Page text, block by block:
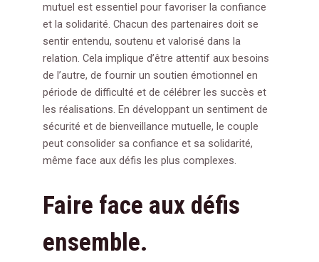
mutuel est essentiel pour favoriser la confiance
et la solidarité. Chacun des partenaires doit se
sentir entendu, soutenu et valorisé dans la
relation. Cela implique d’être attentif aux besoins
de l’autre, de fournir un soutien émotionnel en
période de difficulté et de célébrer les succès et
les réalisations. En développant un sentiment de
sécurité et de bienveillance mutuelle, le couple
peut consolider sa confiance et sa solidarité,
même face aux défis les plus complexes.
Faire face aux défis
ensemble.